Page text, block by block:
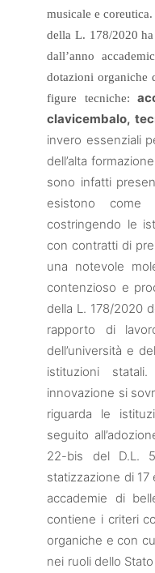
musicale e
della L. 178/2020
dall’anno
dotazioni organiche
figure tecniche:
clavicembalo,
invero essenziali
dell’alta
sono infatti
esistono come
costringendo le
con contratti di
una notevole
contenzioso e
della L. 178/2020
rapporto di
dell’università e
istituzioni
innovazione si
riguarda le
seguito
22-bis del D.L.
statizzazione di 17
accademie di
contiene i criteri
organiche e con
nei ruoli dello